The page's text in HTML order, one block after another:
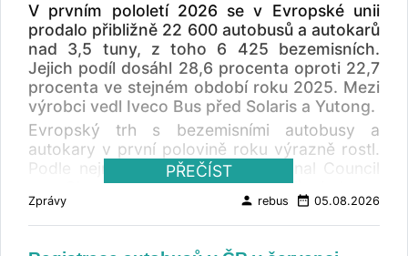
V prvním pololetí 2026 se v Evropské unii
prodalo přibližně 22 600 autobusů a autokarů
nad 3,5 tuny, z toho 6 425 bezemisních.
Jejich podíl dosáhl 28,6 procenta oproti 22,7
procenta ve stejném období roku 2025. Mezi
výrobci vedl Iveco Bus před Solaris a Yutong.
Evropský trh s bezemisními autobusy a
autokary v první polovině roku výrazně rostl.
Podle nejnovější zprávy International Council
on Clean Transportation (ICCT) bylo v
Evropské unii v prvním pololetí 2026 prodáno
přibližně 22 600 autobusů a autokarů s
nejvyšší povolenou hmotností nad 3,5 tuny. Z
PŘEČÍST
Zprávy person rebus date_range 05.08.2026